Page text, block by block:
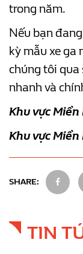
trong năm.
Nếu bạn
kỳ mẫu xe ga
chúng tôi qua
nhanh và
Khu vực
Khu vực
SHARE:
TIN